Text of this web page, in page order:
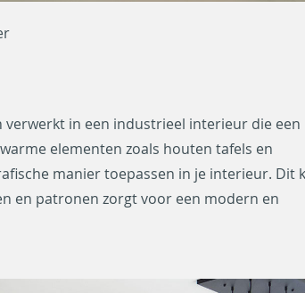
in een industrieel interieur die een
elementen zoals houten tafels en
manier toepassen in je interieur. Dit
en patronen zorgt voor een modern en